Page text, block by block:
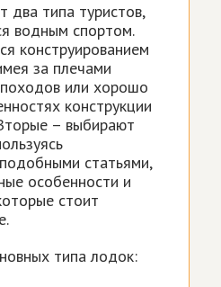
два типа туристов,
водным спортом.
конструированием
за плечами
или хорошо
конструкции
– выбирают
статьями,
особенности и
стоит
типа лодок: